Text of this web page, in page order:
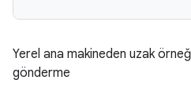
Yerel ana makineden uzak
gönderme